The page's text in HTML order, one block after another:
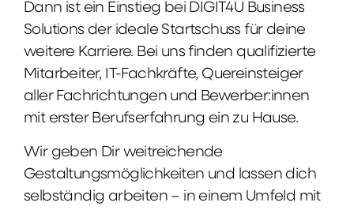
Dann ist ein Einstieg bei DIGIT4U Business
Solutions der ideale Startschuss für deine
weitere Karriere. Bei uns finden qualifizierte
Mitarbeiter, IT-Fachkräfte, Quereinsteiger
aller Fachrichtungen und Bewerber:innen
mit erster Berufserfahrung ein zu Hause.
Wir geben Dir weitreichende
Gestaltungsmöglichkeiten und lassen dich
selbständig arbeiten – in einem Umfeld mit